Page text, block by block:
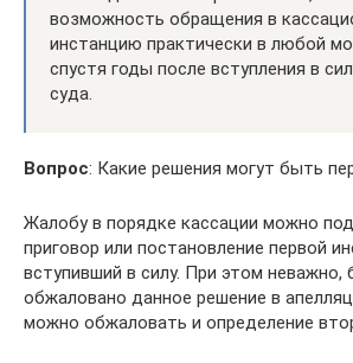
возможность обращения в
инстанцию практически в любой
спустя годы после вступления в
суда.
Вопрос: Какие решения могут быть
Жалобу в порядке кассации можно
приговор или постановление первой
вступивший в силу. При этом неважно,
обжаловано данное решение в
можно обжаловать и определение